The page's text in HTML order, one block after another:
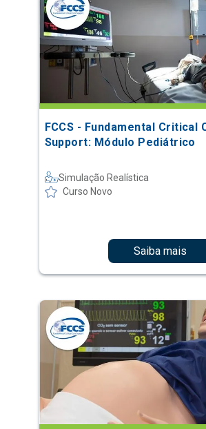
FCCS - Fundamental Critical
Support: Módulo Pediátrico
Simulação Realística
Curso Novo
Saiba mais